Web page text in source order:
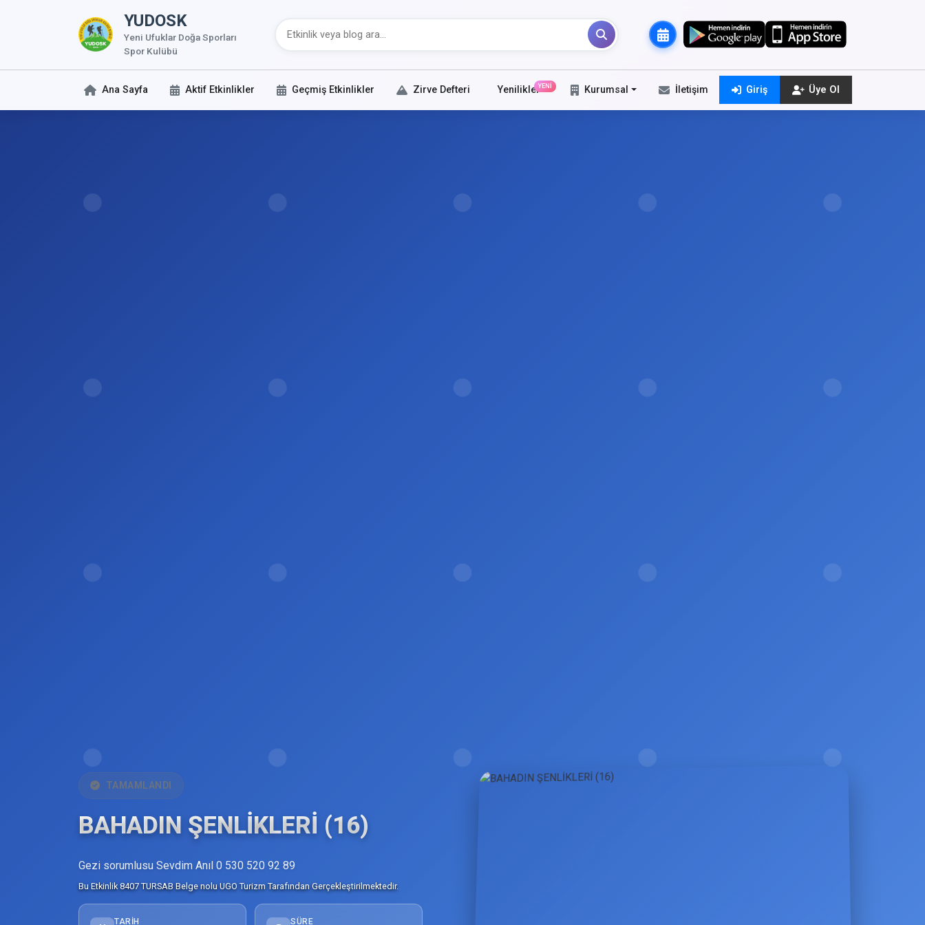
YUDOSK
Yeni Ufuklar Doğa Sporları
Spor Kulübü
Ana Sayfa Aktif Etkinlikler Geçmiş Etkinlikler Zirve Defteri YeniliklerYENİ Kurumsal İletişim Giriş Üye Ol
TAMAMLANDI
BAHADIN ŞENLİKLERİ (16)
Gezi sorumlusu Sevdim Anıl 0 530 520 92 89
Bu Etkinlik 8407 TURSAB Belge nolu UGO Turizm Tarafından Gerçekleştirilmektedir.
TARIH SÜRE